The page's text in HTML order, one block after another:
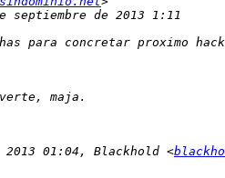
01:04, Blackhold <